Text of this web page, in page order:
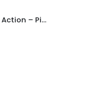
Set de joaca Hot Wheels Action – Pista buclelor duble